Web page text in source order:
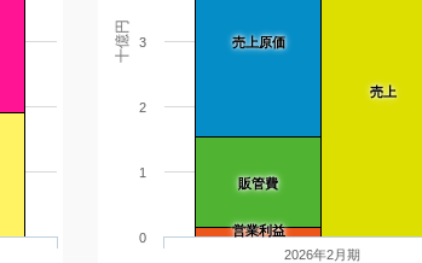
十億円 売上原価
販管費
営業利益
売上
2026年2月期
0
1
2
3